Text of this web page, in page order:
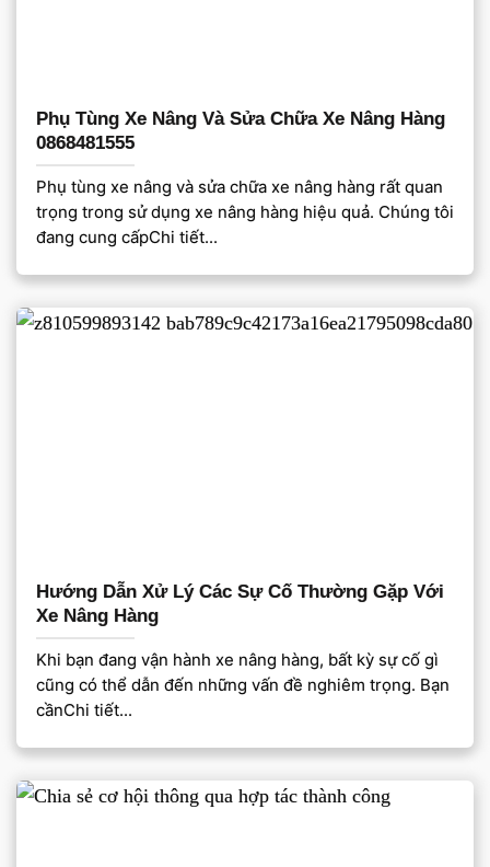
Phụ Tùng Xe Nâng Và Sửa Chữa Xe Nâng Hàng
0868481555
Phụ tùng xe nâng và sửa chữa xe nâng hàng rất quan
trọng trong sử dụng xe nâng hàng hiệu quả. Chúng tôi
đang cung cấpChi tiết...
Hướng Dẫn Xử Lý Các Sự Cố Thường Gặp Với
Xe Nâng Hàng
Khi bạn đang vận hành xe nâng hàng, bất kỳ sự cố gì
cũng có thể dẫn đến những vấn đề nghiêm trọng. Bạn
cầnChi tiết...